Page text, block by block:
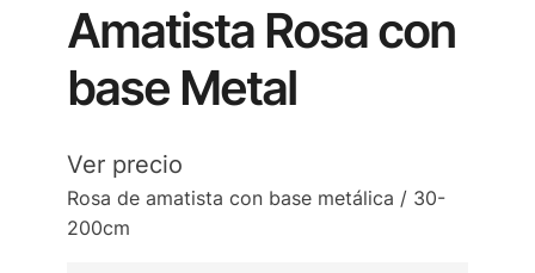
Amatista Rosa con
base Metal
Ver precio
Rosa de amatista con base metálica / 30-
200cm